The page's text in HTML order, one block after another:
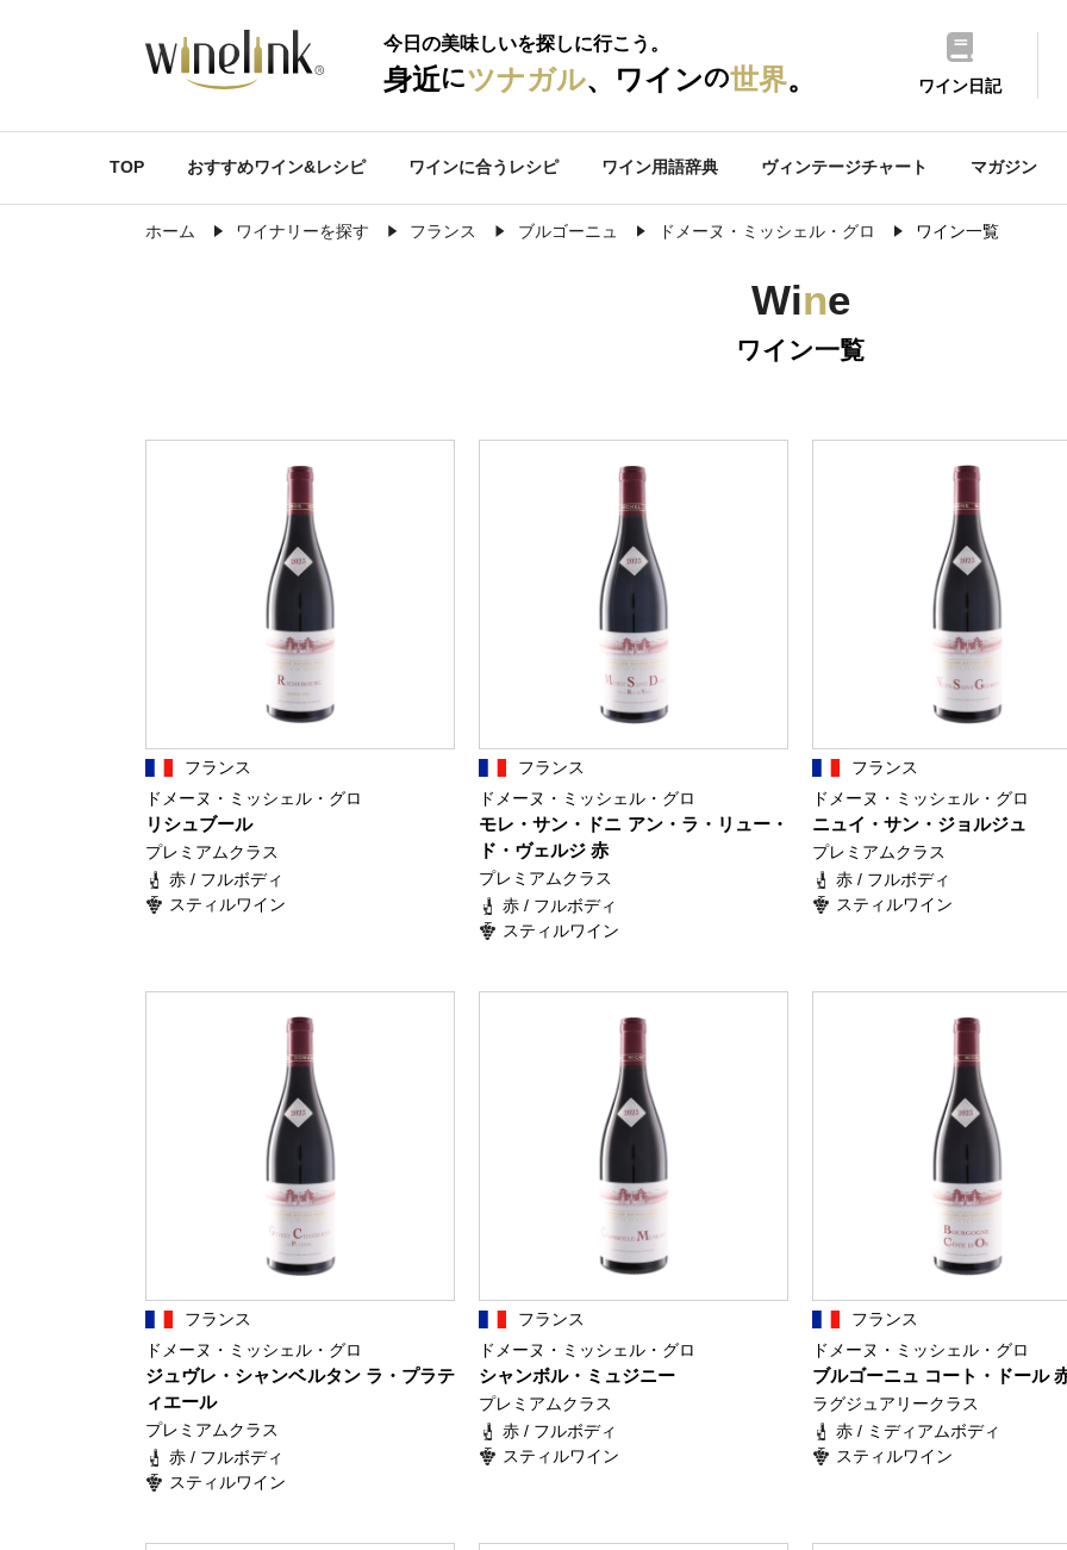
今日の美味しいを探しに行こう。
身近にツナガル、ワインの世界。 ワイン日記
TOP おすすめワイン&レシピ ワインに合うレシピ ワイン用語辞典 ヴィンテージチャート マガジン
ホーム ワイナリーを探す フランス ブルゴーニュ ドメーヌ・ミッシェル・グロ ワイン一覧
Wine
ワイン一覧
フランス
ドメーヌ・ミッシェル・グロ
リシュブール
プレミアムクラス
赤 / フルボディ
スティルワイン
フランス
ドメーヌ・ミッシェル・グロ
モレ・サン・ドニ アン・ラ・リュー・
ド・ヴェルジ 赤
プレミアムクラス
赤 / フルボディ
スティルワイン
フランス
ドメーヌ・ミッシェル・グロ
ニュイ・サン・ジョルジュ
プレミアムクラス
赤 / フルボディ
スティルワイン
フランス
ドメーヌ・ミッシェル・グロ
ジュヴレ・シャンベルタン ラ・プラテ
ィエール
プレミアムクラス
赤 / フルボディ
スティルワイン
フランス
ドメーヌ・ミッシェル・グロ
シャンボル・ミュジニー
プレミアムクラス
赤 / フルボディ
スティルワイン
フランス
ドメーヌ・ミッシェル・グロ
ブルゴーニュ コート・ドール
ラグジュアリークラス
赤 / ミディアムボディ
スティルワイン